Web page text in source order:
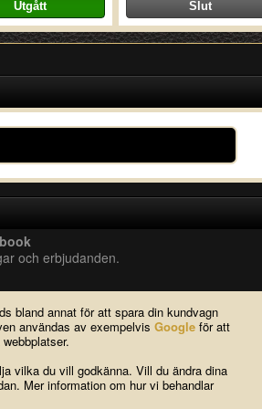
bland annat för att spara din kundvagn
användas av exempelvis Google för att
vilka du vill godkänna. Vill du ändra dina
Mer information om hur vi behandlar
och erbjudanden.
i vår YouTube-kanal.
oss|Köpvillkor|Cookies|Kontakta oss